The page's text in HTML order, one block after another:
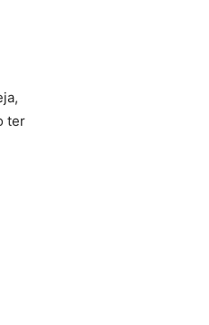
ter